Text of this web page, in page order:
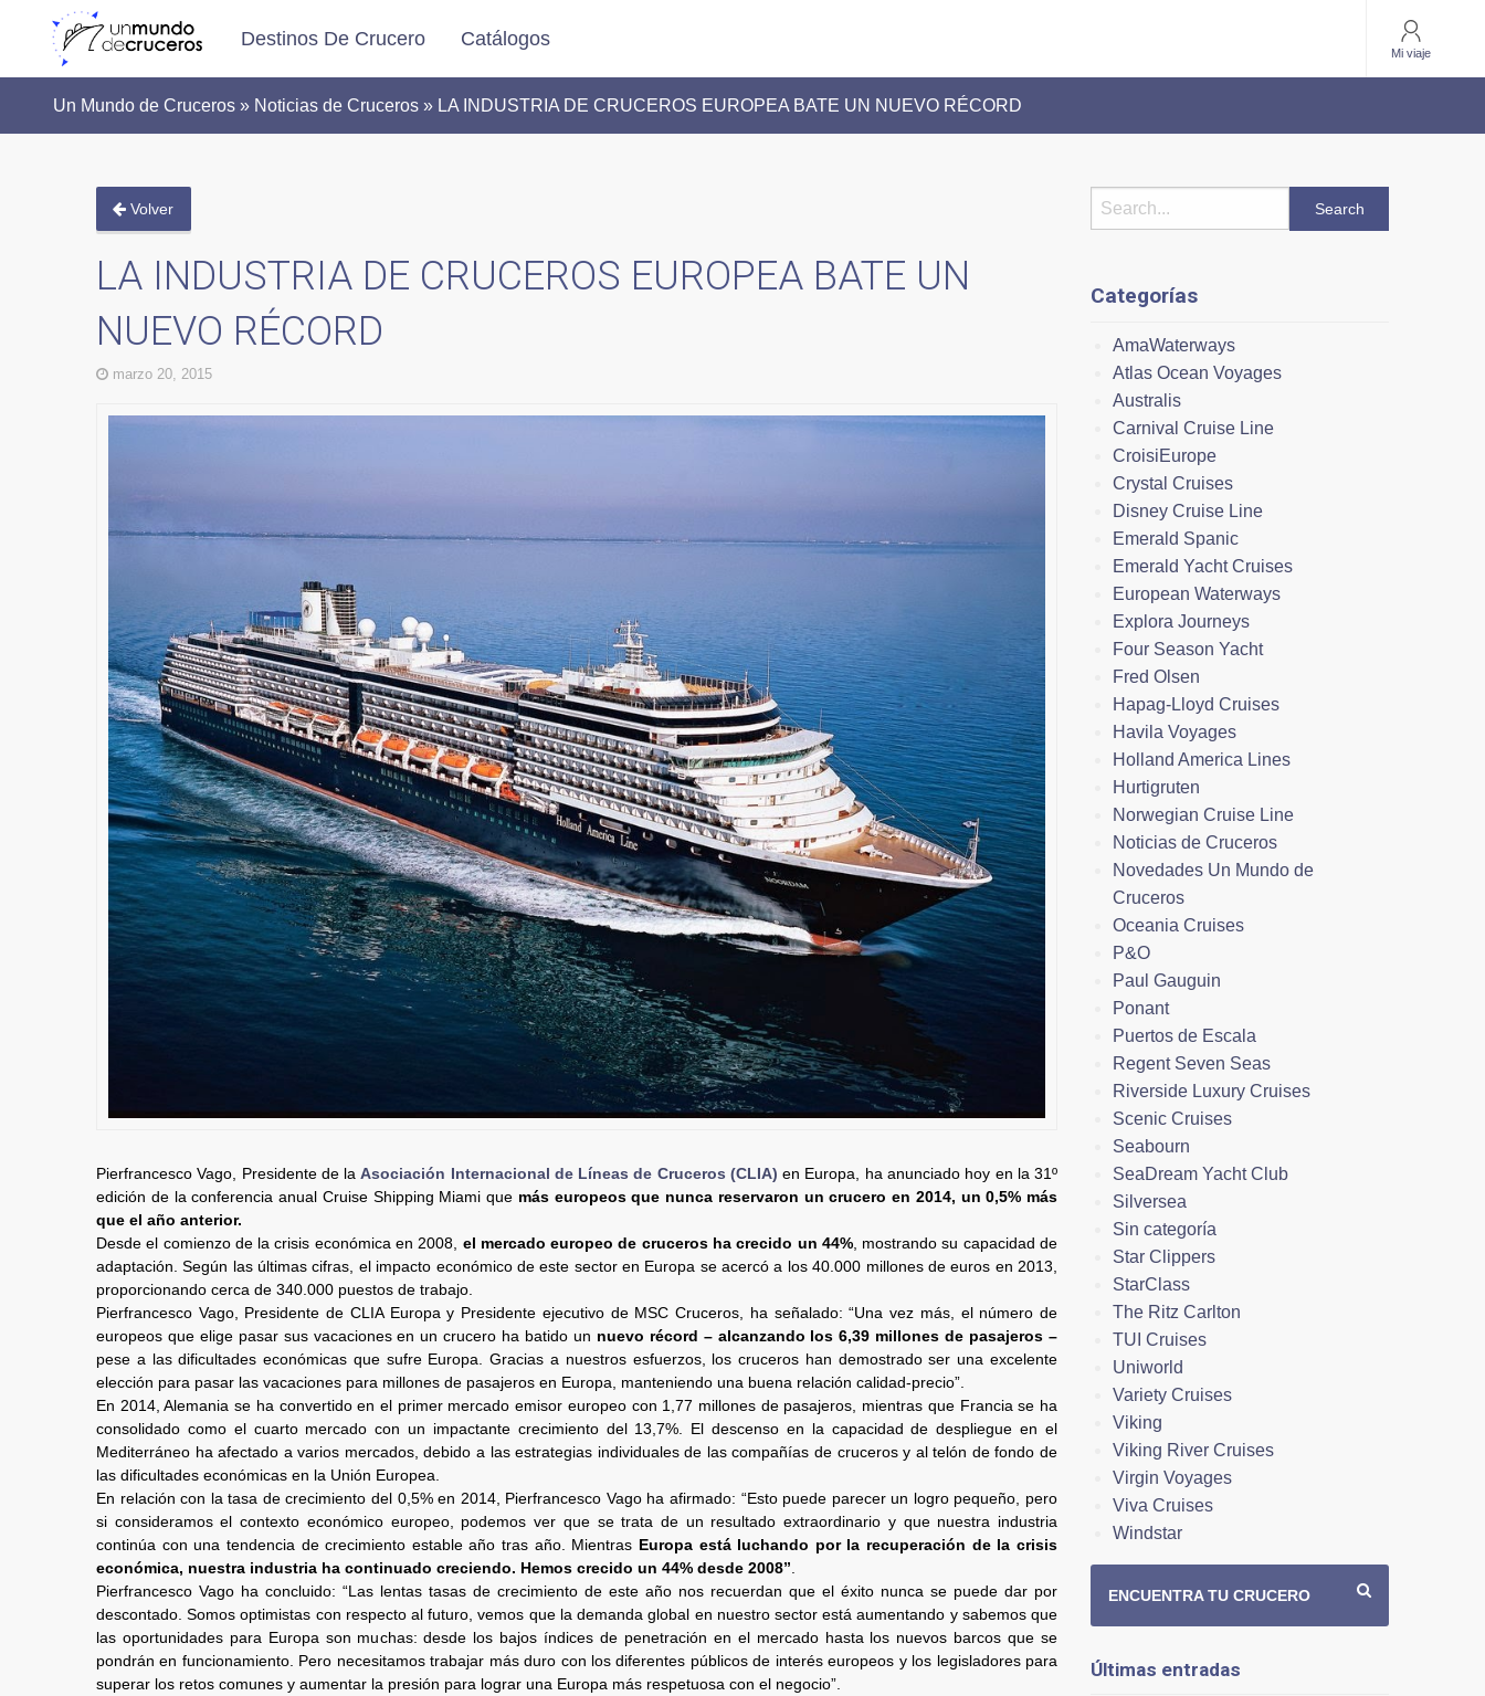
Destinos De Crucero Catálogos
Mi viaje
Un Mundo de Cruceros » Noticias de Cruceros » LA INDUSTRIA DE CRUCEROS EUROPEA BATE UN NUEVO RÉCORD
Volver
LA INDUSTRIA DE CRUCEROS EUROPEA BATE UN
NUEVO RÉCORD
marzo 20, 2015
Pierfrancesco Vago, Presidente de laAsociación Internacional de Líneas de Cruceros (CLIA) en Europa, ha anunciado hoy en la 31º
edición de la conferencia anual Cruise Shipping Miami que más europeos que nunca reservaron un crucero en 2014, un 0,5% más
que el año anterior.
Desde el comienzo de la crisis económica en 2008, el mercado europeo de cruceros ha crecido un 44%, mostrando su capacidad de
adaptación. Según las últimas cifras, el impacto económico de este sector en Europa se acercó a los 40.000 millones de euros en 2013,
proporcionando cerca de 340.000 puestos de trabajo.
Pierfrancesco Vago, Presidente de CLIA Europa y Presidente ejecutivo de MSC Cruceros, ha señalado: “Una vez más, el número de
europeos que elige pasar sus vacaciones en un crucero ha batido un nuevo récord – alcanzando los 6,39 millones de pasajeros –
pese a las dificultades económicas que sufre Europa. Gracias a nuestros esfuerzos, los cruceros han demostrado ser una excelente
elección para pasar las vacaciones para millones de pasajeros en Europa, manteniendo una buena relación calidad-precio”.
En 2014, Alemania se ha convertido en el primer mercado emisor europeo con 1,77 millones de pasajeros, mientras que Francia se ha
consolidado como el cuarto mercado con un impactante crecimiento del 13,7%. El descenso en la capacidad de despliegue en el
Mediterráneo ha afectado a varios mercados, debido a las estrategias individuales de las compañías de cruceros y al telón de fondo de
las dificultades económicas en la Unión Europea.
En relación con la tasa de crecimiento del 0,5% en 2014, Pierfrancesco Vago ha afirmado: “Esto puede parecer un logro pequeño, pero
si consideramos el contexto económico europeo, podemos ver que se trata de un resultado extraordinario y que nuestra industria
continúa con una tendencia de crecimiento estable año tras año. Mientras Europa está luchando por la recuperación de la crisis
económica, nuestra industria ha continuado creciendo. Hemos crecido un 44% desde 2008”
Pierfrancesco Vago ha concluido: “Las lentas tasas de crecimiento de este año nos recuerdan que el éxito nunca se puede dar por
descontado. Somos optimistas con respecto al futuro, vemos que la demanda global en nuestro sector está aumentando y sabemos que
las oportunidades para Europa son muchas: desde los bajos índices de penetración en el mercado hasta los nuevos barcos que se
pondrán en funcionamiento. Pero necesitamos trabajar más duro con los diferentes públicos de interés europeos y los legisladores para
superar los retos comunes y aumentar la presión para lograr una Europa más respetuosa con el negocio”.
Categorías
AmaWaterways
Atlas Ocean Voyages
Australis
Carnival Cruise Line
CroisiEurope
Crystal Cruises
Disney Cruise Line
Emerald Spanic
Emerald Yacht Cruises
European Waterways
Explora Journeys
Four Season Yacht
Fred Olsen
Hapag-Lloyd Cruises
Havila Voyages
Holland America Lines
Hurtigruten
Norwegian Cruise Line
Noticias de Cruceros
Novedades Un Mundo de
Cruceros
Oceania Cruises
P&O
Paul Gauguin
Ponant
Puertos de Escala
Regent Seven Seas
Riverside Luxury Cruises
Scenic Cruises
Seabourn
SeaDream Yacht Club
Silversea
Sin categoría
Star Clippers
StarClass
The Ritz Carlton
TUI Cruises
Uniworld
Variety Cruises
Viking
Viking River Cruises
Virgin Voyages
Viva Cruises
Windstar
ENCUENTRA TU CRUCERO
Últimas entradas